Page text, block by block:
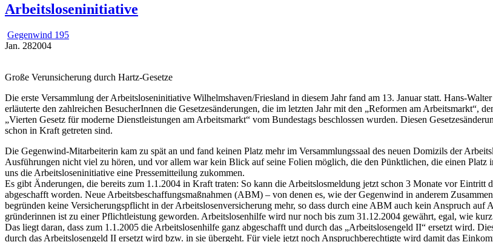
Arbeitsloseninitiative
Gegenwind 195
Jan. 282004
Große Verunsicherung durch Hartz-Gesetze
Die erste Versammlung der Arbeitsloseninitiative Wilhelmshaven/Friesland in diesem Jahr fand am 13. Januar statt. Hans-
erläuterte den zahlreichen BesucherInnen die Gesetzesänderungen, die im letzten Jahr mit den „Reformen am Arbeitsmarkt“,
„Vierten Gesetz für moderne Dienstleistungen am Arbeitsmarkt“ vom Bundestags beschlossen wurden. Diesen
schon in Kraft getreten sind.
Die Gegenwind-Mitarbeiterin kam zu spät an und fand keinen Platz mehr im Versammlungssaal des neuen Domizils der
Ausführungen nicht viel zu hören, und vor allem war kein Blick auf seine Folien möglich, die den Pünktlichen, die einen Platz
uns die Arbeitsloseninitiative eine Pressemitteilung zukommen.
Es gibt Änderungen, die bereits zum 1.1.2004 in Kraft traten: So kann die Arbeitslosmeldung jetzt schon 3 Monate vor
abgeschafft worden. Neue Arbeitsbeschaffungsmaßnahmen (ABM) – von denen es, wie der Gegenwind in anderem
begründen keine Versicherungspflicht in der Arbeitslosenversicherung mehr, so dass durch eine ABM auch kein Anspruch
gründerinnen ist zu einer Pflichtleistung geworden. Arbeitslosenhilfe wird nur noch bis zum 31.12.2004 gewährt, egal, wie
Das liegt daran, dass zum 1.1.2005 die Arbeitslosenhilfe ganz abgeschafft und durch das „Arbeitslosengeld II“ ersetzt wird.
durch das Arbeitslosengeld II ersetzt wird bzw. in sie übergeht. Für viele jetzt noch Anspruchberechtigte wird damit das